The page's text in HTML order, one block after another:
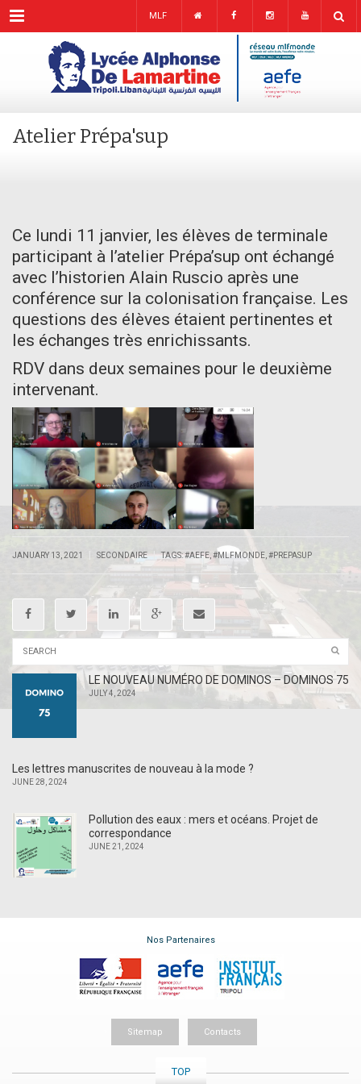
Menu MLF
Atelier Prépa'sup
Ce lundi 11 janvier, les élèves de terminale
participant à l’atelier Prépa’sup ont échangé
avec l’historien Alain Ruscio après une
conférence sur la colonisation française. Les
questions des élèves étaient pertinentes et
les échanges très enrichissants.
RDV dans deux semaines pour le deuxième
intervenant.
JANUARY 13, 2021 SECONDAIRE | TAGS:#AEFE #MLFMONDE #PREPASUP
LE NOUVEAU NUMÉRO DE DOMINOS – DOMINOS 75
JULY 4, 2024
Les lettres manuscrites de nouveau à la mode ?
JUNE 28, 2024
Pollution des eaux : mers et océans. Projet de
correspondance
JUNE 21, 2024
Nos Partenaires
Sitemap Contacts
TOP